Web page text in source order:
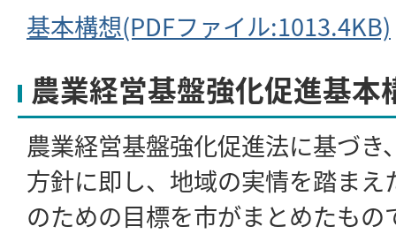
基本構想(PDFファイル:1013.4KB)
農業経営基盤強化促進基本
農業経営基盤強化促進法に基づき
方針に即し、地域の実情を踏まえ
のための目標を市がまとめたもの